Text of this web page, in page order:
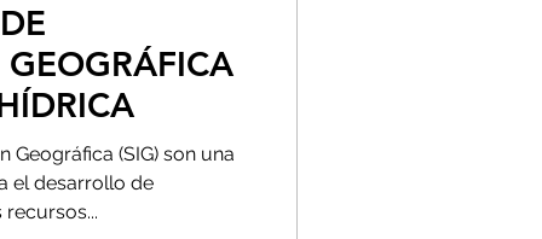
Geográfica (SIG) son una
el desarrollo de